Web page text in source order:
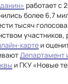
работает с
более 6,7
тысяч
участников,
карте и
Департамент
и ГКУ «Новые